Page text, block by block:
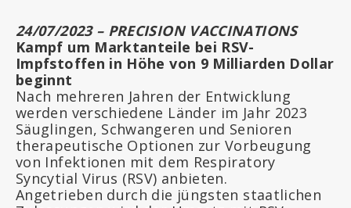
24/07/2023 – PRECISION VACCINATIONS
Kampf um Marktanteile bei RSV-
Impfstoffen in Höhe von 9 Milliarden Dollar
beginnt
Nach mehreren Jahren der Entwicklung
werden verschiedene Länder im Jahr 2023
Säuglingen, Schwangeren und Senioren
therapeutische Optionen zur Vorbeugung
von Infektionen mit dem Respiratory
Syncytial Virus (RSV) anbieten.
Angetrieben durch die jüngsten staatlichen